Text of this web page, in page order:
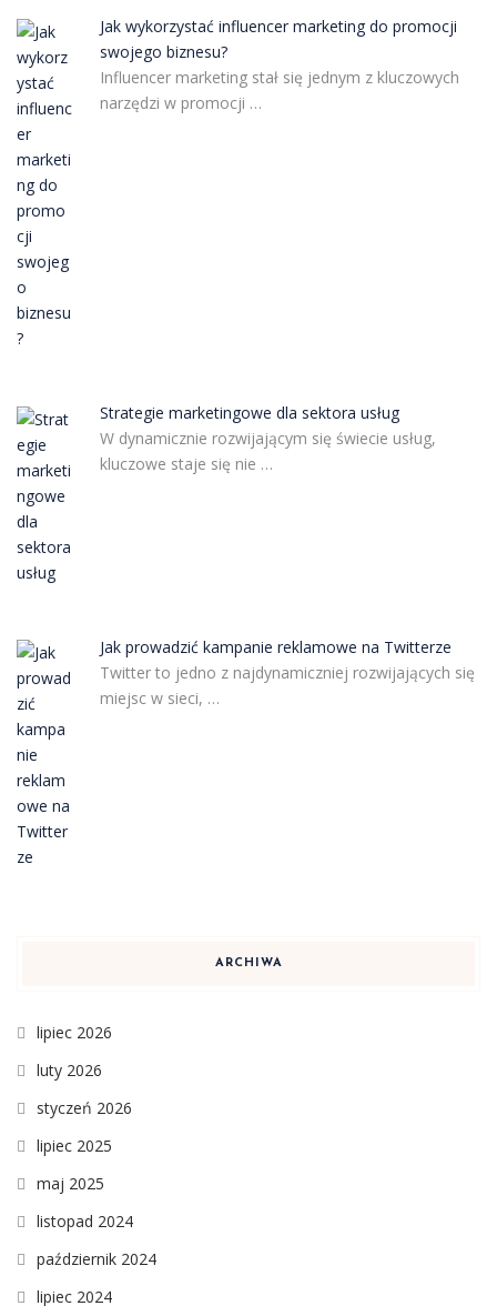
Jak wykorzystać influencer marketing do promocji
swojego biznesu?
Influencer marketing stał się jednym z kluczowych
narzędzi w promocji …
Strategie marketingowe dla sektora usług
W dynamicznie rozwijającym się świecie usług,
kluczowe staje się nie …
Jak prowadzić kampanie reklamowe na Twitterze
Twitter to jedno z najdynamiczniej rozwijających się
miejsc w sieci, …
ARCHIWA
lipiec 2026
luty 2026
styczeń 2026
lipiec 2025
maj 2025
listopad 2024
październik 2024
lipiec 2024